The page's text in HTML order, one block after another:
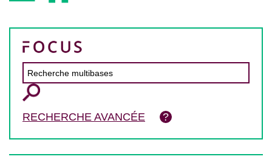
RECHERCHE AVANCÉE